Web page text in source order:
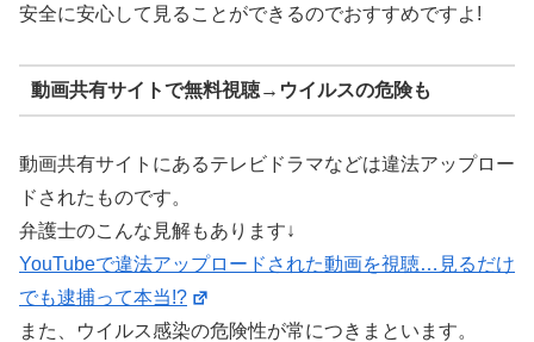
安全に安心して見ることができるのでおすすめですよ!
動画共有サイトで無料視聴→ウイルスの危険も
動画共有サイトにあるテレビドラマなどは違法アップロー
ドされたものです。
弁護士のこんな見解もあります↓
YouTubeで違法アップロードされた動画を視聴…見るだけ
でも逮捕って本当!?
また、ウイルス感染の危険性が常につきまといます。